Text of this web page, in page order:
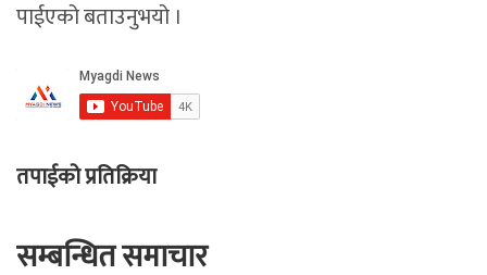
पाईएको बताउनुभयो ।
तपाईको प्रतिक्रिया
सम्बन्धित समाचार